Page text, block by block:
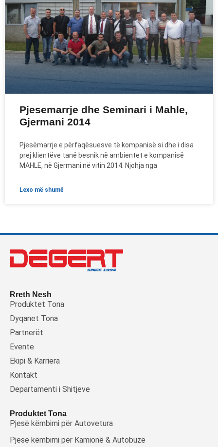
Pjesemarrje dhe Seminari i Mahle,
Gjermani 2014
Pjesëmarrje e përfaqësuesve të kompanisë si dhe i disa
prej klientëve tanë besnik në ambientet e kompanisë
MAHLE, në Gjermani në vitin 2014. Njohja nga
lexo më shumë
Rreth Nesh
Produktet Tona
Dyqanet Tona
Partnerët
Evente
Ekipi & Karriera
Kontakt
Departamenti i Shitjeve
Produktet Tona
Pjesë këmbimi për Autovetura
Pjesë këmbimi për Kamionë & Autobuzë